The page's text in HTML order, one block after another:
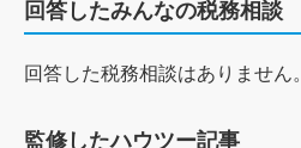
回答したみんなの税務相談
回答した税務相談はありません。
監修したハウツー記事